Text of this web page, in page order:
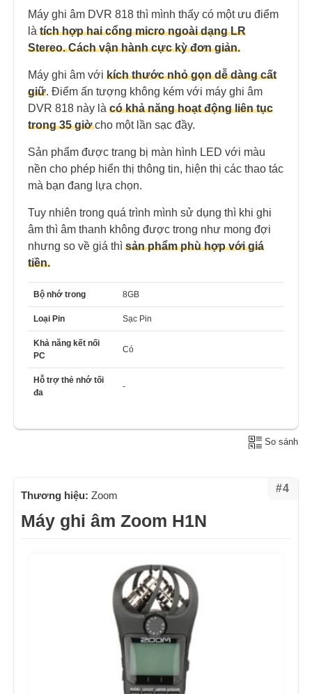
Máy ghi âm DVR 818 thì mình thấy có một ưu điểm
là tích hợp hai cổng micro ngoài dạng LR
Stereo. Cách vận hành cực kỳ đơn giản.
Máy ghi âm với kích thước nhỏ gọn dễ dàng cất
giữ. Điểm ấn tượng không kém với máy ghi âm
DVR 818 này là có khả năng hoạt động liên tục
trong 35 giờ cho một lần sạc đầy.
Sản phẩm được trang bị màn hình LED với màu
nền cho phép hiển thị thông tin, hiện thị các thao tác
mà bạn đang lựa chọn.
Tuy nhiên trong quá trình mình sử dụng thì khi ghi
âm thì âm thanh không được trong như mong đợi
nhưng so về giá thì sản phẩm phù hợp với giá
tiền.
Bộ nhớ trong 8GB
Loại Pin Sạc Pin
Khả năng kết nối
PC
Có
Hỗ trợ thẻ nhớ tối
đa
-
So sánh
#4
Thương hiệu: Zoom
Máy ghi âm Zoom H1N